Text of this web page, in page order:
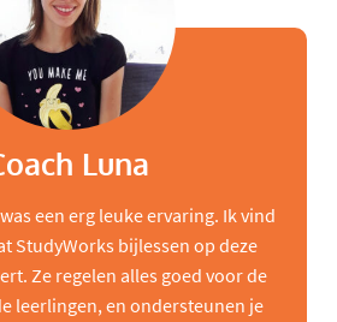
Luna
een erg leuke ervaring. Ik vind
StudyWorks bijlessen op deze
Ze regelen alles goed voor de
leerlingen, en ondersteunen je